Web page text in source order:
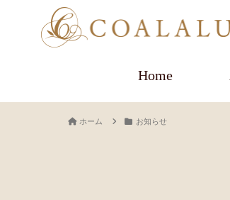
Home
ホーム お知らせ